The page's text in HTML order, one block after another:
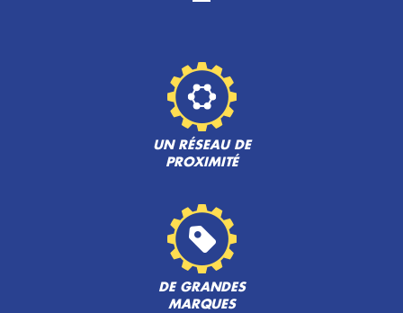
UN RÉSEAU DE
PROXIMITÉ
DE GRANDES
MARQUES